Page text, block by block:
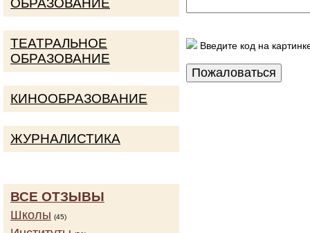
Введите код на
ОБРАЗОВАНИЕ
ТЕАТРАЛЬНОЕ
ОБРАЗОВАНИЕ
КИНООБРАЗОВАНИЕ
ЖУРНАЛИСТИКА
ВСЕ ОТЗЫВЫ
Школы (45)